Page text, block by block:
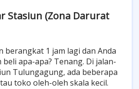
Stasiun (Zona Darurat
berangkat 1 jam lagi dan Anda
apa-apa? Tenang. Di jalan-
Tulungagung, ada beberapa
toko oleh-oleh skala kecil.